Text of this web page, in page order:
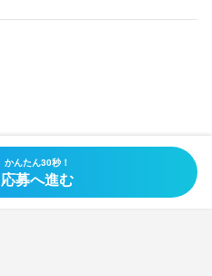
かんたん30秒！
応募へ進む